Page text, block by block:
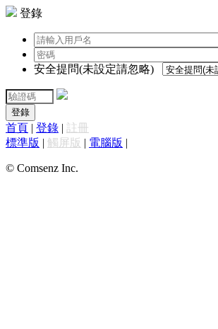
登錄
安全提問(未設定請忽略)
登錄
首頁 | 登錄 | 註冊
標準版 | 觸屏版 | 電腦版 |
© Comsenz Inc.